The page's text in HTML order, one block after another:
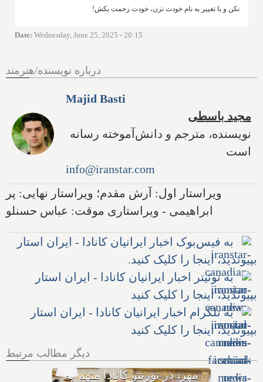
نکن و با تغییر به نام خودت نزن، خودت زحمت بکش!
Date: Wednesday, June 25, 2025 - 20:15
درباره نویسنده/هنرمند
Majid Basti
مجید باسطی
نویسنده، مترجم و دانش‌آموخته رسانه
است
info@iranstar.com
ویراستار اول: آرش مقدم؛ ویراستار نهایی: پر
ابراهیمی - ویراستاری موقت: عباس حسنلو
به فیس‌بوک اخبار ایرانیان کانادا - ایران استار
بپیوندید، اینجا را کلیک کنید.
به توئیتر اخبار ایرانیان کانادا - ایران استار
بپیوندید، اینجا را کلیک کنید
به تلگرام اخبار ایرانیان کانادا - ایران استار
بپیوندید، اینجا را کلیک کنید
دیگر مطالب مرتبطبا وجود حکم بازداشت، چگونه
هواپیمای نتانیاهو از فراز کانادا